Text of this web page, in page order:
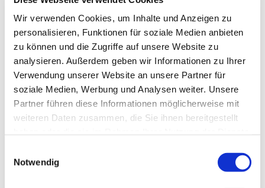
Wir verwenden Cookies, um Inhalte und Anzeigen zu
personalisieren, Funktionen für soziale Medien anbieten
zu können und die Zugriffe auf unsere Website zu
analysieren. Außerdem geben wir Informationen zu Ihrer
Verwendung unserer Website an unsere Partner für
soziale Medien, Werbung und Analysen weiter. Unsere
Partner führen diese Informationen möglicherweise mit
weiteren Daten zusammen, die Sie ihnen bereitgestellt
Notwendig
Donnerstag, 20. Januar 2028, 15:15 -
16:00 Uhr
Gemeindehaus der Paul-Gerhardt-